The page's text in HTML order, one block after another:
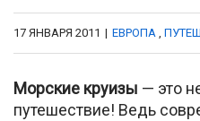
17 ЯНВАРЯ 2011 | ЕВРОПА ,
Морские круизы — это
путешествие! Ведь